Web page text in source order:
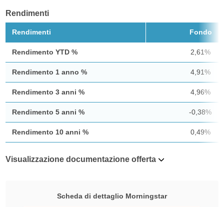
Rendimenti
Rendimenti Fondo
Rendimento YTD % 2,61%
Rendimento 1 anno % 4,91%
Rendimento 3 anni % 4,96%
Rendimento 5 anni % -0,38%
Rendimento 10 anni % 0,49%
Visualizzazione documentazione offerta
Scheda di dettaglio Morningstar